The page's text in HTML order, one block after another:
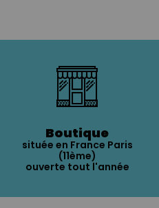
Boutique
située en France Paris
(11ème)
ouverte tout l'année